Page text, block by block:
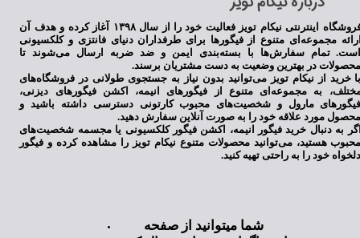
فروشگاه اینترنتی نیکام تویز فعالیت خود را از سال ۱۳۹۸ آغاز کرده و هدف آن
مجموعه‌ای متنوع از فیگورها برای طرفداران دنیای فانتزی و کلکسیونی
تمام سفارش‌ها با بسته‌بندی ایمن و ضد ضربه ارسال می‌شوند تا
در بهترین وضعیت به دست مشتریان برسند.
خرید از نیکام تویز می‌توانید بدون نیاز به جستجوی طولانی در فروشگاه‌های
به مجموعه‌ای متنوع از فیگورهای انیمه، اکشن فیگورهای دیزنی،
مارول و شخصیت‌های محبوب کارتونی دسترسی داشته باشید و
مورد علاقه خود را به صورت آنلاین سفارش دهید.
به دنبال خرید فیگور انیمه، اکشن فیگور کلکسیونی یا مجسمه شخصیت‌های
هستید، می‌توانید محصولات متنوع نیکام تویز را مشاهده کرده و فیگور
خود را به راحتی تهیه کنید.
شما میتوانید از صفحه